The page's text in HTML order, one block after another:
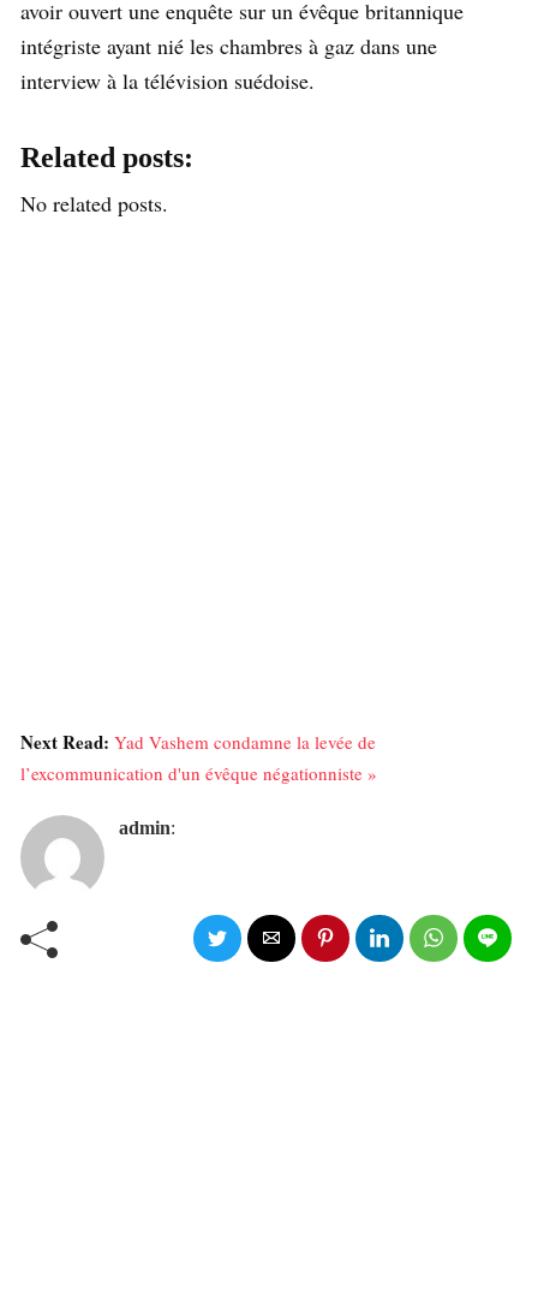
avoir ouvert une enquête sur un évêque britannique
intégriste ayant nié les chambres à gaz dans une
interview à la télévision suédoise.
Related posts:
No related posts.
Next Read: Yad Vashem condamne la levée de
l’excommunication d'un évêque négationniste »
admin: